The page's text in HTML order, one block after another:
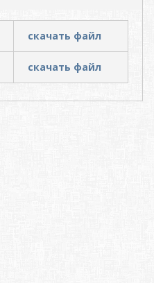
скачать файл
скачать файл